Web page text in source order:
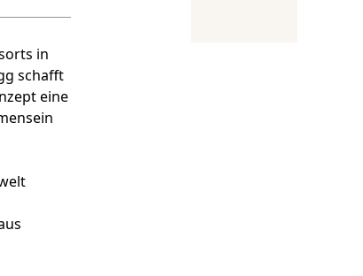
in
schafft
eine